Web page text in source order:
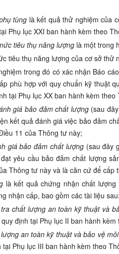
tùng là kết quả thử nghiệm của
Phụ lục XXI ban hành kèm theo
tiêu thụ năng lượng là một trong
tiêu thụ năng lượng của cơ sở thử
trong đó có xác nhận Báo
phù hợp với quy chuẩn kỹ thuật
tại Phụ lục XX ban hành kèm theo
giá bảo đảm chất lượng(sau đây
kết quả đánh giá việc bảo đảm
11 của Thông tư này;
giá bảo đảm chất lượng (sau đây
yêu cầu bảo đảm chất lượng
Thông tư này và là căn cứ để cấp
là kết quả chứng nhận chất
nhận cấp, bao gồm các tài liệu sau:
chất lượng an toàn kỹ thuật và
định tại Phụ lục II ban hành
an toàn kỹ thuật và bảo vệ
Phụ lục III ban hành kèm theo